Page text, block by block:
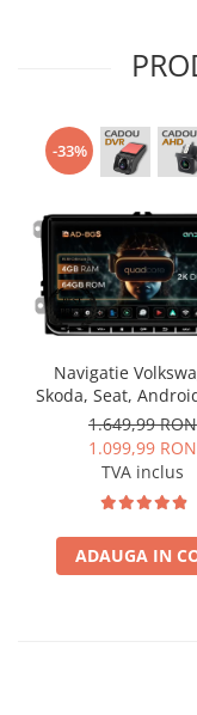
-33%
Navigatie
Skoda, Seat,
Quadcore / 4GB
64GB ROM, 9 Inch
BGSW94L
1.649,99 RON
1.099,99 RON
TVA inclus
ADAUGA IN